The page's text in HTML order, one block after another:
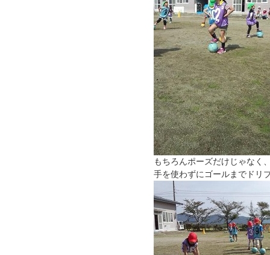
もちろんポーズだけじゃなく
手を使わずにゴールまでドリ